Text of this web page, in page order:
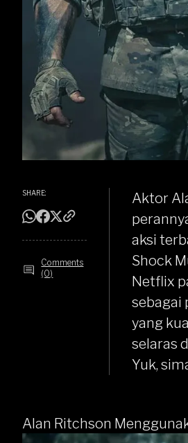
SHARE:
Comments
(0)
Aktor
aksi
Shock
Netflix
sebagai
yang
selaras
Yuk,
Alan Ritchson